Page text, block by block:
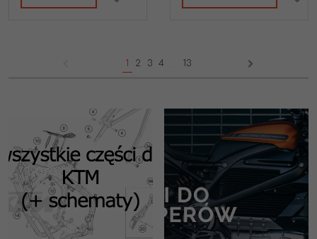
1 2 3 4 13